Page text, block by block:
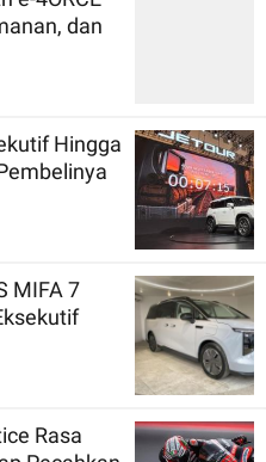
dan
Hingga
MIFA 7
Rasa